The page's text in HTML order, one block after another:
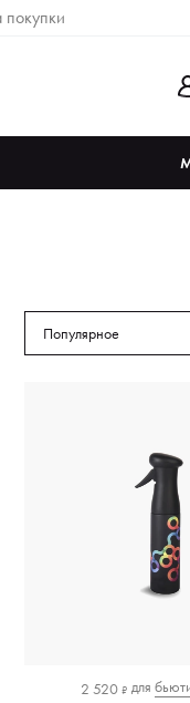
покупки
Популярное
2 520 ₽ для